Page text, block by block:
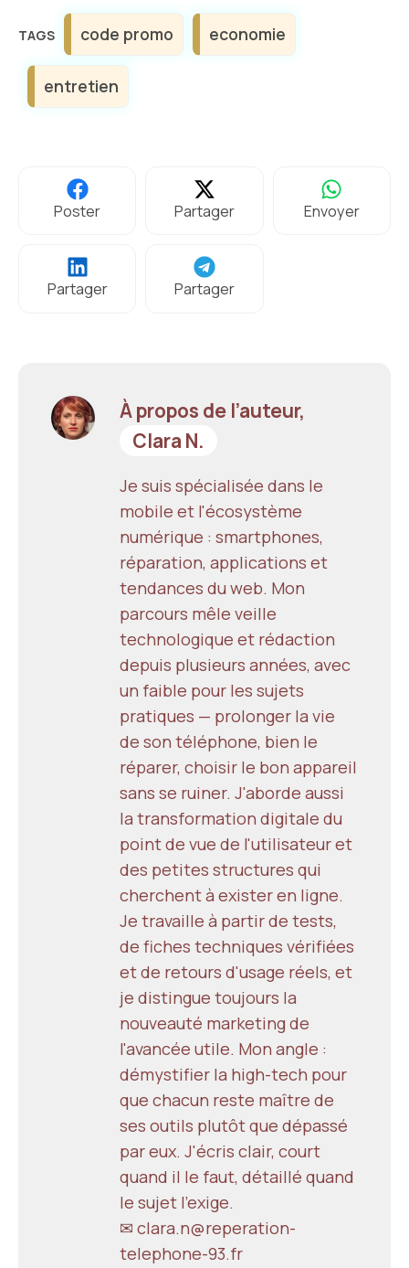
Étiquettes
code promo economie
entretien
Poster Partager Envoyer
Partager Partager
À propos de l’auteur,
Clara N.
Je suis spécialisée dans le
mobile et l'écosystème
numérique : smartphones,
réparation, applications et
tendances du web. Mon
parcours mêle veille
technologique et rédaction
depuis plusieurs années, avec
un faible pour les sujets
pratiques — prolonger la vie
de son téléphone, bien le
réparer, choisir le bon appareil
sans se ruiner. J'aborde aussi
la transformation digitale du
point de vue de l'utilisateur et
des petites structures qui
cherchent à exister en ligne.
Je travaille à partir de tests,
de fiches techniques vérifiées
et de retours d'usage réels, et
je distingue toujours la
nouveauté marketing de
l'avancée utile. Mon angle :
démystifier la high-tech pour
que chacun reste maître de
ses outils plutôt que dépassé
par eux. J'écris clair, court
quand il le faut, détaillé quand
le sujet l'exige.
✉ clara.n@reperation-
telephone-93.fr